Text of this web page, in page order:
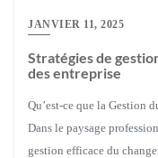
JANVIER 11, 2025
Stratégies de
des entreprise
Qu’est-ce que la Gestion
Dans le paysage
gestion efficace du